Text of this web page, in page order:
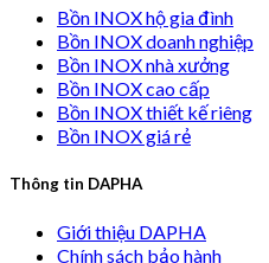
Bồn INOX hộ gia đình
Bồn INOX doanh nghiệp
Bồn INOX nhà xưởng
Bồn INOX cao cấp
Bồn INOX thiết kế riêng
Bồn INOX giá rẻ
Thông tin DAPHA
Giới thiệu DAPHA
Chính sách bảo hành